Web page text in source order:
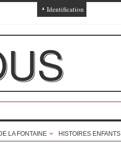
Identification
Ajout texte ou poème
LA FONTAINE HISTOIRES ENFANTS